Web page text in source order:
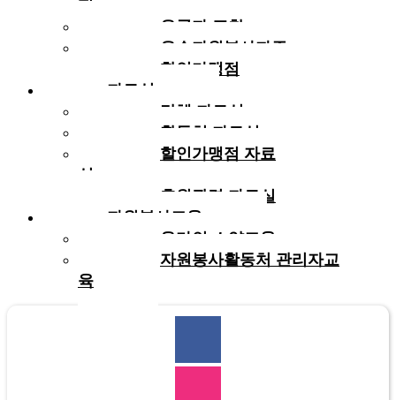
험
유공자 표창
우수자원봉사자증
할인가맹점
자료실
단체 자료실
활동처 자료실
할인가맹점 자료
실
후원관련 자료실
자원봉사교육
온라인 소양교육
자원봉사활동처 관리자교
육